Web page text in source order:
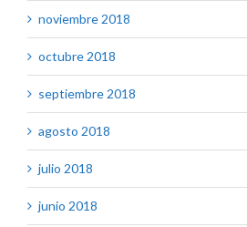
noviembre 2018
octubre 2018
septiembre 2018
agosto 2018
julio 2018
junio 2018